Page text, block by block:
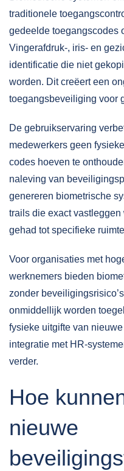
traditionele
gedeelde toegangscodes
Vingerafdruk-, iris- en
identificatie die niet
worden. Dit creëert een
toegangsbeveiliging voor
De gebruikservaring
medewerkers geen
codes hoeven te
naleving van
genereren biometrische
trails die exact
gehad tot specifieke
Voor organisaties met
werknemers bieden
zonder
onmiddellijk worden
fysieke uitgifte van
integratie met HR-
verder.
Hoe
nieuwe